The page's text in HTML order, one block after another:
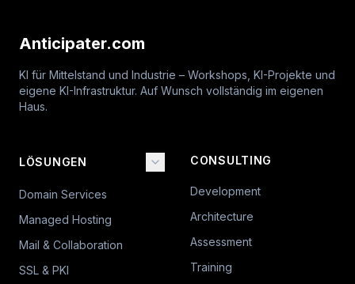
Anticipater.com
KI für Mittelstand und Industrie – Workshops, KI-Projekte und
eigene KI-Infrastruktur. Auf Wunsch vollständig im eigenen
Haus.
LÖSUNGEN
Domain Services
Managed Hosting
Mail & Collaboration
SSL & PKI
CONSULTING
Development
Architecture
Assessment
Training